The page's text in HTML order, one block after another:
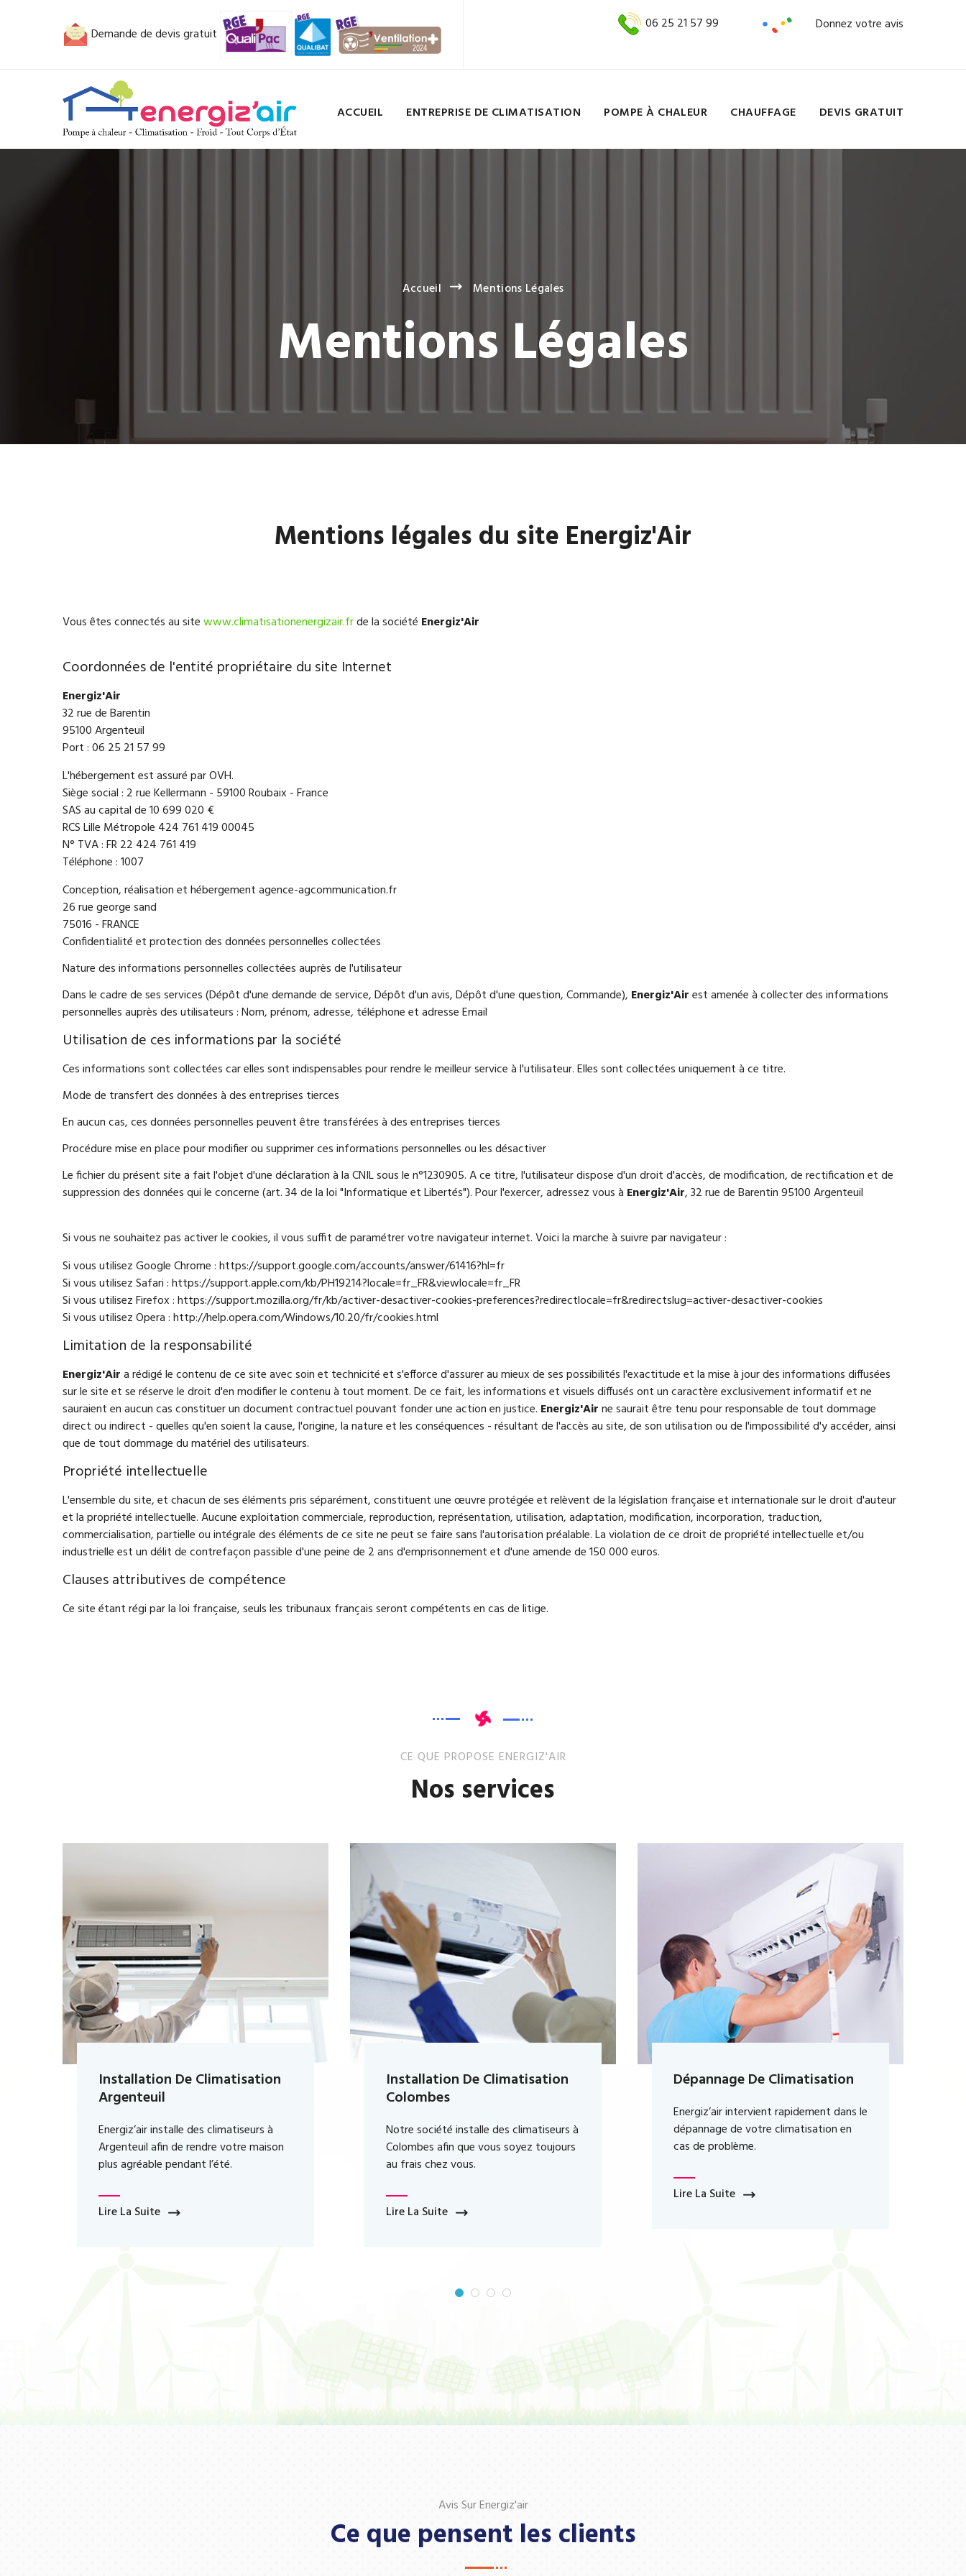
Demande de devis gratuit
Donnez votre avis
06 25 21 57 99
ACCUEIL ENTREPRISE DE CLIMATISATION POMPE À CHALEUR CHAUFFAGE DEVIS GRATUIT
Accueil Mentions Légales
Mentions Légales
Mentions légales du site Energiz'Air
Vous êtes connectés au sitewww.climatisationenergizair.frde la société Energiz'Air
Coordonnées de l'entité propriétaire du site Internet
Energiz'Air
32 rue de Barentin
95100 Argenteuil
Port : 06 25 21 57 99
L'hébergement est assuré par OVH.
Siège social : 2 rue Kellermann - 59100 Roubaix - France
SAS au capital de 10 699 020 €
RCS Lille Métropole 424 761 419 00045
N° TVA : FR 22 424 761 419
Téléphone : 1007
Conception, réalisation et hébergement agence-agcommunication.fr
26 rue george sand
75016 - FRANCE
Confidentialité et protection des données personnelles collectées
Nature des informations personnelles collectées auprès de l'utilisateur
Dans le cadre de ses services (Dépôt d'une demande de service, Dépôt d'un avis, Dépôt d'une question, Commande), Energiz'Airest amenée à collecter des informations
personnelles auprès des utilisateurs : Nom, prénom, adresse, téléphone et adresse Email
Utilisation de ces informations par la société
Ces informations sont collectées car elles sont indispensables pour rendre le meilleur service à l'utilisateur. Elles sont collectées uniquement à ce titre.
Mode de transfert des données à des entreprises tierces
En aucun cas, ces données personnelles peuvent être transférées à des entreprises tierces
Procédure mise en place pour modifier ou supprimer ces informations personnelles ou les désactiver
Le fichier du présent site a fait l'objet d'une déclaration à la CNIL sous le n°1230905. A ce titre, l'utilisateur dispose d'un droit d'accès, de modification, de rectification et de
suppression des données qui le concerne (art. 34 de la loi "Informatique et Libertés"). Pour l'exercer, adressez vous à Energiz'Air, 32 rue de Barentin 95100 Argenteuil
Si vous ne souhaitez pas activer le cookies, il vous suffit de paramétrer votre navigateur internet. Voici la marche à suivre par navigateur :
Si vous utilisez Google Chrome : https://support.google.com/accounts/answer/61416?hl=fr
Si vous utilisez Safari : https://support.apple.com/kb/PH19214?locale=fr_FR&viewlocale=fr_FR
Si vous utilisez Firefox : https://support.mozilla.org/fr/kb/activer-desactiver-cookies-preferences?redirectlocale=fr&redirectslug=activer-desactiver-cookies
Si vous utilisez Opera : http://help.opera.com/Windows/10.20/fr/cookies.html
Limitation de la responsabilité
Energiz'Aira rédigé le contenu de ce site avec soin et technicité et s'efforce d'assurer au mieux de ses possibilités l'exactitude et la mise à jour des informations diffusées
sur le site et se réserve le droit d'en modifier le contenu à tout moment. De ce fait, les informations et visuels diffusés ont un caractère exclusivement informatif et ne
sauraient en aucun cas constituer un document contractuel pouvant fonder une action en justice. Energiz'Airne saurait être tenu pour responsable de tout dommage
direct ou indirect - quelles qu'en soient la cause, l'origine, la nature et les conséquences - résultant de l'accès au site, de son utilisation ou de l'impossibilité d'y accéder, ainsi
que de tout dommage du matériel des utilisateurs.
Propriété intellectuelle
L'ensemble du site, et chacun de ses éléments pris séparément, constituent une œuvre protégée et relèvent de la législation française et internationale sur le droit d'auteur
et la propriété intellectuelle. Aucune exploitation commerciale, reproduction, représentation, utilisation, adaptation, modification, incorporation, traduction,
commercialisation, partielle ou intégrale des éléments de ce site ne peut se faire sans l'autorisation préalable. La violation de ce droit de propriété intellectuelle et/ou
industrielle est un délit de contrefaçon passible d'une peine de 2 ans d'emprisonnement et d'une amende de 150 000 euros.
Clauses attributives de compétence
Ce site étant régi par la loi française, seuls les tribunaux français seront compétents en cas de litige.
CE QUE PROPOSE ENERGIZ'AIR
Nos services
Installation De Climatisation
Colombes
Notre société installe des climatiseurs à
Colombes afin que vous soyez toujours
au frais chez vous.
Lire La Suite
Dépannage De Climatisation
dépannage de votre climatisation en
cas de problème.
Installation De Pompe À
Notre société intervient dans
l’installation des pompes à chaleur à
Avis Sur Energiz'air
Ce que pensent les clients